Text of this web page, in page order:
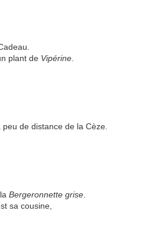
plant deVipérine.
de distance de la Cèze.
Bergeronnette grise.
sa cousine,